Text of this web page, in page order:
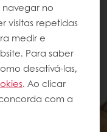
no
visitas repetidas
medir e
Para saber
desativá-las,
. Ao clicar
com a